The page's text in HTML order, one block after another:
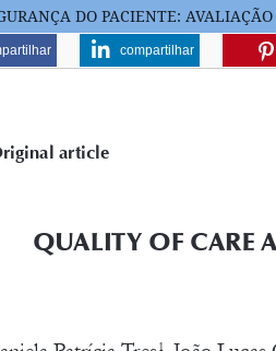
DO PACIENTE: AVALIAÇÃO
compartilhar